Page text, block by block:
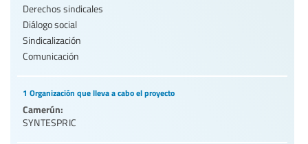
Derechos sindicales
Diálogo social
Sindicalización
Comunicación
1 Organización que lleva a cabo el proyecto
Camerún:
SYNTESPRIC